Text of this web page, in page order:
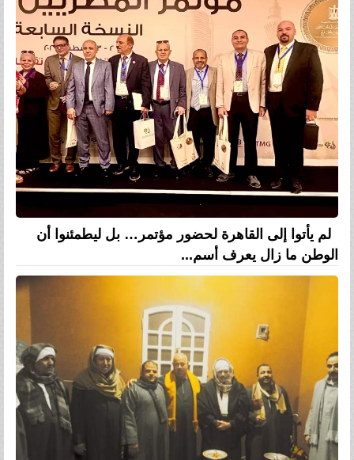
لم يأتوا إلى القاهرة لحضور مؤتمر… بل ليطمئنوا أن
الوطن ما زال يعرف أسم...